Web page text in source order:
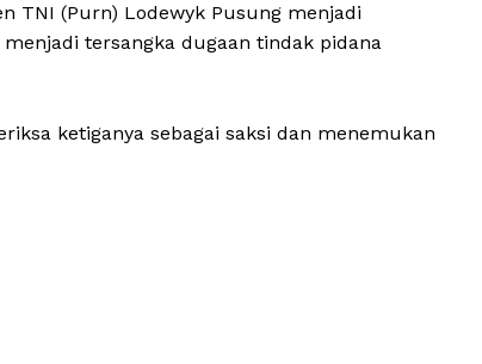
TNI (Purn) Lodewyk Pusung menjadi
tersangka dugaan tindak pidana
ketiganya sebagai saksi dan menemukan